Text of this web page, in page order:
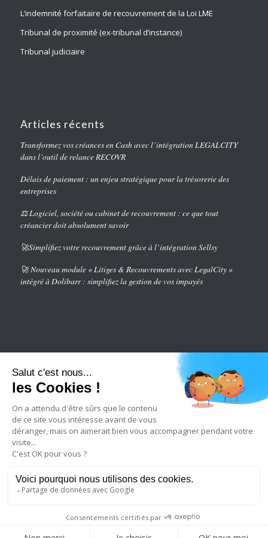
L’indemnité forfaitaire de recouvrement de la Loi LME
Tribunal de proximité (ex-tribunal d’instance)
Tribunal judiciaire
Articles récents
Transformez vos créances en Cash avec l’intégration LEGALCITY
dans l’outil de relance RECOVR
Délais de paiement : un enjeu stratégique pour la trésorerie des
entreprises
⚖️ Logiciel, société ou cabinet de recouvrement : ce que tout
créancier doit absolument savoir
🚀Simplifiez votre recouvrement grâce à l’intégration Sellsy
🚀 Nouveau module « Litiges & Recouvrements avec LegalCity »
intégré à Dolibarr : simplifiez la gestion de vos impayés